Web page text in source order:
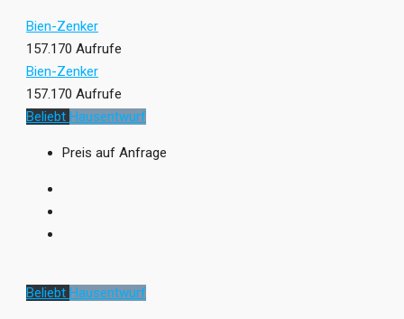
Bien-Zenker
157.170 Aufrufe
Bien-Zenker
157.170 Aufrufe
Beliebt Hausentwurf
Preis auf Anfrage
Beliebt Hausentwurf